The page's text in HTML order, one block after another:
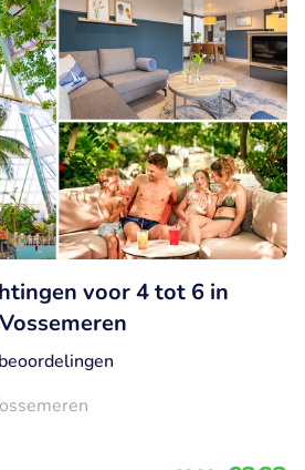
voor 4 tot 6 in